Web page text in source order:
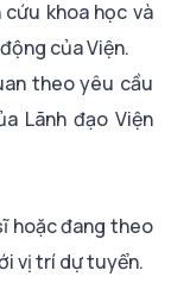
khoa học và
của Viện.
theo yêu cầu
Lãnh đạo Viện
hoặc đang theo
vị trí dự tuyển.